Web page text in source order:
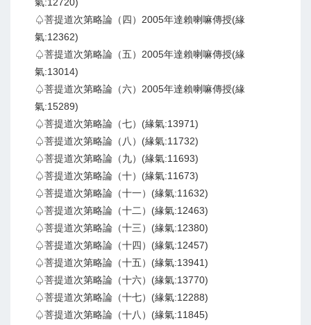
♤菩提道次第略論（四）2005年達賴喇嘛傳授(緣
氣:12362)
♤菩提道次第略論（五）2005年達賴喇嘛傳授(緣
氣:13014)
♤菩提道次第略論（六）2005年達賴喇嘛傳授(緣
氣:15289)
♤菩提道次第略論（七）(緣氣:13971)
♤菩提道次第略論（八）(緣氣:11732)
♤菩提道次第略論（九）(緣氣:11693)
♤菩提道次第略論（十）(緣氣:11673)
♤菩提道次第略論（十一）(緣氣:11632)
♤菩提道次第略論（十二）(緣氣:12463)
♤菩提道次第略論（十三）(緣氣:12380)
♤菩提道次第略論（十四）(緣氣:12457)
♤菩提道次第略論（十五）(緣氣:13941)
♤菩提道次第略論（十六）(緣氣:13770)
♤菩提道次第略論（十七）(緣氣:12288)
♤菩提道次第略論（十八）(緣氣:11845)